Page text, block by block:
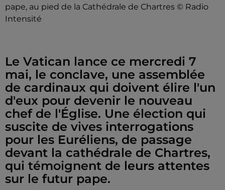
pape, au pied de la Cathédrale de Chartres © Radio
Intensité
Le Vatican lance ce mercredi 7
mai, le conclave, une assemblée
de cardinaux qui doivent élire l'un
d'eux pour devenir le nouveau
chef de l'Église. Une élection qui
suscite de vives interrogations
pour les Euréliens, de passage
devant la cathédrale de Chartres,
qui témoignent de leurs attentes
sur le futur pape.